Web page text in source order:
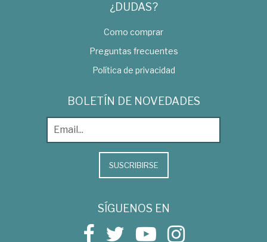
¿DUDAS?
Como comprar
Preguntas frecuentes
Política de privacidad
BOLETÍN DE NOVEDADES
SUSCRIBIRSE
SÍGUENOS EN